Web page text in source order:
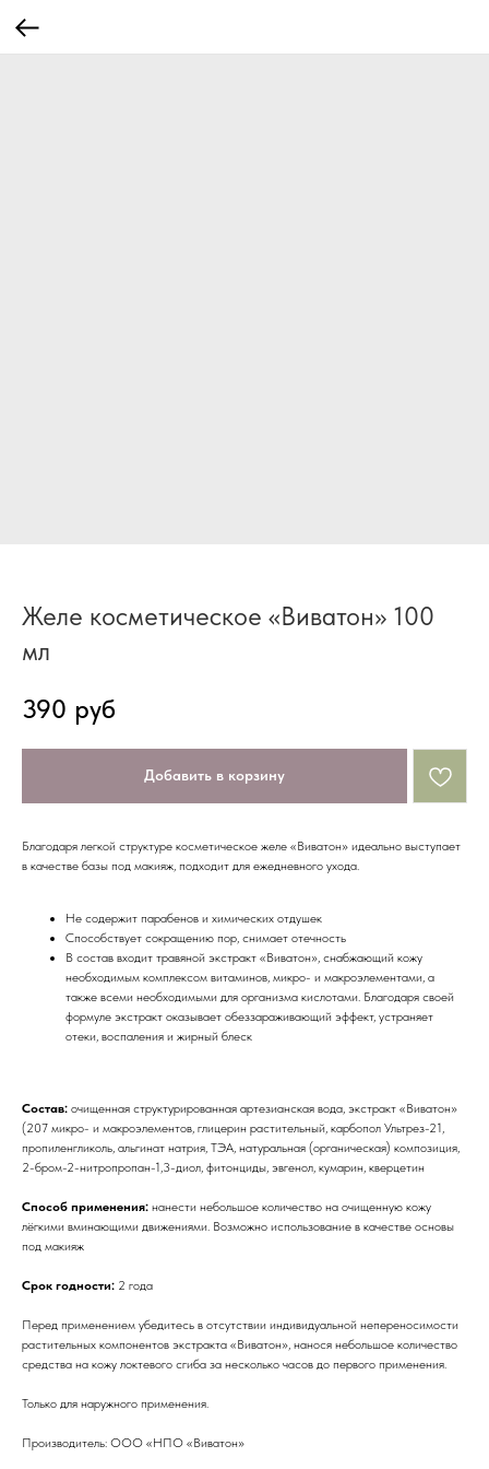
Желе косметическое «Виватон» 100
мл
390 руб
Добавить в корзину
Благодаря легкой структуре косметическое желе «Виватон» идеально выступает
в качестве базы под макияж, подходит для ежедневного ухода.
Не содержит парабенов и химических отдушек
Способствует сокращению пор, снимает отечность
В состав входит травяной экстракт «Виватон», снабжающий кожу
необходимым комплексом витаминов, микро- и макроэлементами, а
также всеми необходимыми для организма кислотами. Благодаря своей
формуле экстракт оказывает обеззараживающий эффект, устраняет
отеки, воспаления и жирный блеск
Состав: очищенная структурированная артезианская вода, экстракт «Виватон»
(207 микро- и макроэлементов, глицерин растительный, карбопол Ультрез-21,
пропиленгликоль, альгинат натрия, ТЭА, натуральная (органическая) композиция,
2-бром-2-нитропропан-1,3-диол, фитонциды, эвгенол, кумарин, кверцетин
Способ применения: нанести небольшое количество на очищенную кожу
лёгкими вминающими движениями. Возможно использование в качестве основы
под макияж
Срок годности: 2 года
Перед применением убедитесь в отсутствии индивидуальной непереносимости
растительных компонентов экстракта «Виватон», нанося небольшое количество
средства на кожу локтевого сгиба за несколько часов до первого применения.
Только для наружного применения.
Производитель: ООО «НПО «Виватон»